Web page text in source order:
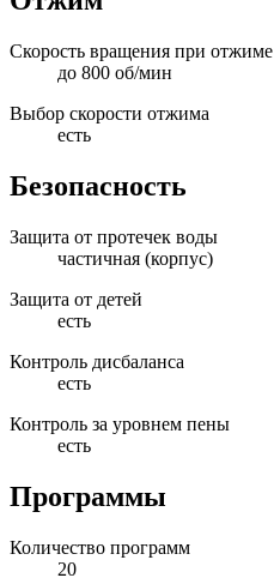
Скорость вращения при отжиме
до 800 об/мин
Выбор скорости отжима
есть
Безопасность
Защита от протечек воды
частичная (корпус)
Защита от детей
есть
Контроль дисбаланса
есть
Контроль за уровнем пены
есть
Программы
Количество программ
20